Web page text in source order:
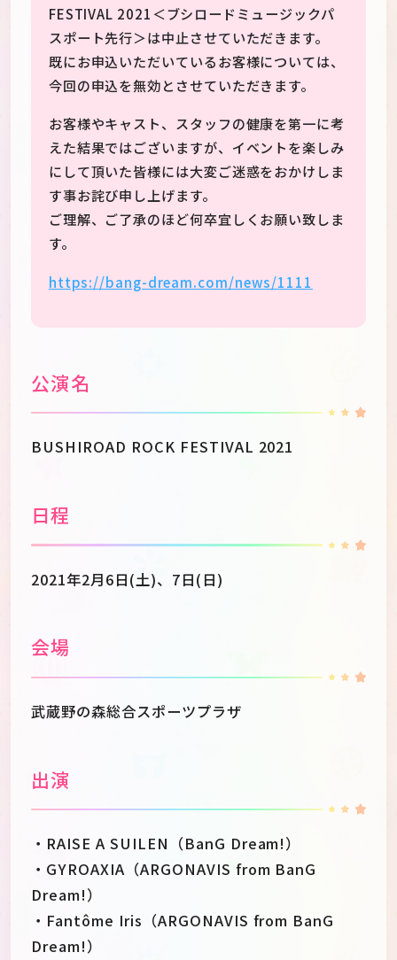
FESTIVAL 2021＜ブシロードミュージックパ
スポート先行＞は中止させていただきます。
既にお申込いただいているお客様については、
今回の申込を無効とさせていただきます。
お客様やキャスト、スタッフの健康を第一に考
えた結果ではございますが、イベントを楽しみ
にして頂いた皆様には大変ご迷惑をおかけしま
す事お詫び申し上げます。
ご理解、ご了承のほど何卒宜しくお願い致しま
す。
https://bang-dream.com/news/1111
公演名
BUSHIROAD ROCK FESTIVAL 2021
日程
2021年2月6日(土)、7日(日)
会場
武蔵野の森総合スポーツプラザ
出演
・RAISE A SUILEN（BanG Dream!）
・GYROAXIA（ARGONAVIS from BanG
Dream!）
・Fantôme Iris（ARGONAVIS from BanG
Dream!）